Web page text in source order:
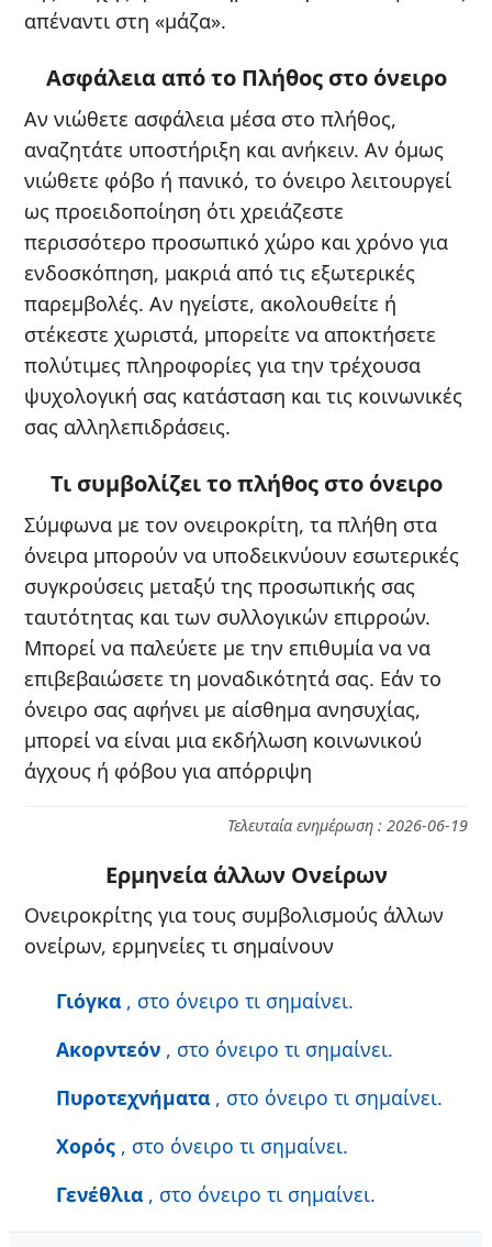
απέναντι στη «μάζα».
Ασφάλεια από το Πλήθος στο όνειρο
Αν νιώθετε ασφάλεια μέσα στο πλήθος,
αναζητάτε υποστήριξη και ανήκειν. Αν όμως
νιώθετε φόβο ή πανικό, το όνειρο λειτουργεί
ως προειδοποίηση ότι χρειάζεστε
περισσότερο προσωπικό χώρο και χρόνο για
ενδοσκόπηση, μακριά από τις εξωτερικές
παρεμβολές. Αν ηγείστε, ακολουθείτε ή
στέκεστε χωριστά, μπορείτε να αποκτήσετε
πολύτιμες πληροφορίες για την τρέχουσα
ψυχολογική σας κατάσταση και τις κοινωνικές
σας αλληλεπιδράσεις.
Τι συμβολίζει το πλήθος στο όνειρο
Σύμφωνα με τον ονειροκρίτη, τα πλήθη στα
όνειρα μπορούν να υποδεικνύουν εσωτερικές
συγκρούσεις μεταξύ της προσωπικής σας
ταυτότητας και των συλλογικών επιρροών.
Μπορεί να παλεύετε με την επιθυμία να να
επιβεβαιώσετε τη μοναδικότητά σας. Εάν το
όνειρο σας αφήνει με αίσθημα ανησυχίας,
μπορεί να είναι μια εκδήλωση κοινωνικού
άγχους ή φόβου για απόρριψη
Τελευταία ενημέρωση : 2026-06-19
Ερμηνεία άλλων Ονείρων
Ονειροκρίτης για τους συμβολισμούς άλλων
ονείρων, ερμηνείες τι σημαίνουν
Γιόγκα , στο όνειρο τι σημαίνει.
Ακορντεόν , στο όνειρο τι σημαίνει.
Πυροτεχνήματα , στο όνειρο τι σημαίνει.
Χορός , στο όνειρο τι σημαίνει.
Γενέθλια , στο όνειρο τι σημαίνει.